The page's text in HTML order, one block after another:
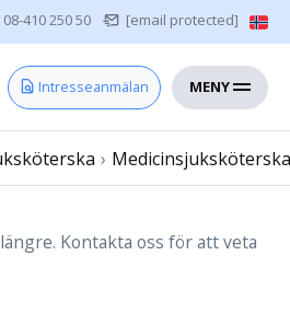
08-410 250 50 [email protected]
Intresseanmälan MENY
› Medicinsjuksköterska
Kontakta oss för att veta